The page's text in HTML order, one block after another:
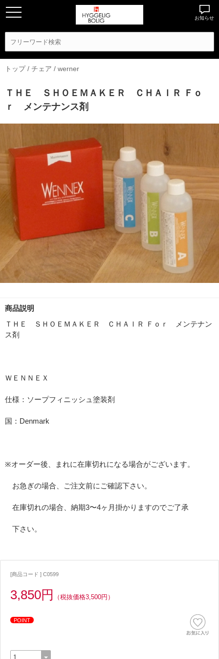
お知らせ
トップ/ チェア / werner
ＴＨＥ ＳＨＯＥＭＡＫＥＲ ＣＨＡＩＲ Ｆｏ
ｒ メンテナンス剤
商品説明
ＴＨＥ ＳＨＯＥＭＡＫＥＲ ＣＨＡＩＲ Ｆｏｒ メンテナン
ス剤
ＷＥＮＮＥＸ
仕様：ソープフィニッシュ塗装剤
国：Denmark
※オーダー後、まれに在庫切れになる場合がございます。
お急ぎの場合、ご注文前にご確認下さい。
在庫切れの場合、納期3〜4ヶ月掛かりますのでご了承
下さい。
[商品コード ] C0599
3,850円 （税抜価格3,500円）
POINT